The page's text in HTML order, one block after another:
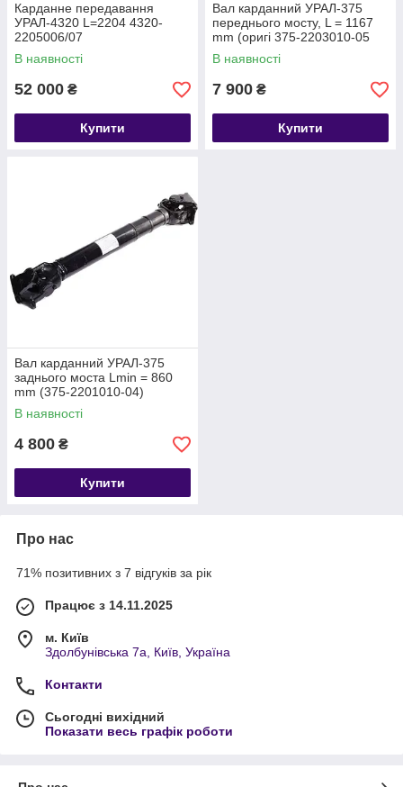
Карданне передавання
УРАЛ-4320 L=2204 4320-
2205006/07
В наявності
52 000 ₴
Купити
Вал карданний УРАЛ-375
переднього мосту, L = 1167
mm (оригі 375-2203010-05
В наявності
7 900 ₴
Купити
Вал карданний УРАЛ-375
заднього моста Lmin = 860
mm (375-2201010-04)
В наявності
4 800 ₴
Купити
Про нас
71% позитивних з 7 відгуків за рік
Працює з 14.11.2025
м. Київ
Здолбунівська 7а, Київ, Україна
Контакти
Сьогодні вихідний
Показати весь графік роботи